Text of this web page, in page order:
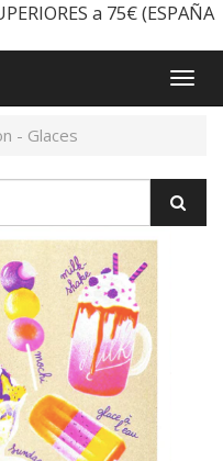
a 75€ (ESPAÑA
- Glaces